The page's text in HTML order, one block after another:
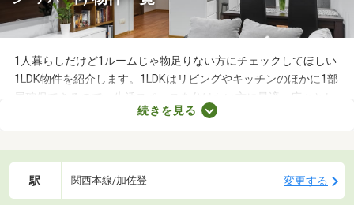
1人暮らしだけど1ルームじゃ物足りない方にチェックしてほしい
1LDK物件を紹介します。1LDKはリビングやキッチンのほかに1部
屋確保できるので、生活スペースを分けたい方に最適。広々とし
たLDKの物件を選べば、ゆったりとくつろげる理想のお部屋に住
えるお部屋を見つけてくださいね。
続きを見る
駅 関西本線/加佐登 変更する